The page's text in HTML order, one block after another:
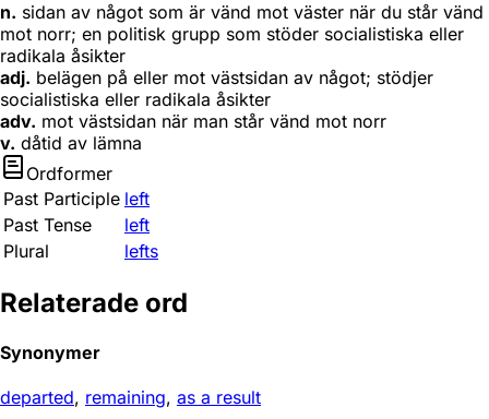
n. sidan av något som är vänd mot väster när du står vänd
mot norr; en politisk grupp som stöder socialistiska eller
radikala åsikter
adj. belägen på eller mot västsidan av något; stödjer
socialistiska eller radikala åsikter
adv. mot västsidan när man står vänd mot norr
v. dåtid av lämna
Ordformer
Past Participle left
Past Tense
left
Plural
lefts
Relaterade ord
Synonymer
departed, remaining, as a result